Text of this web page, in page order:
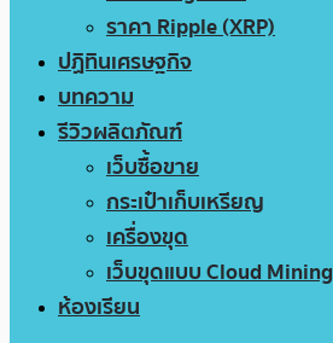
ราคา Ripple (XRP)
ปฏิทินเศรษฐกิจ
บทความ
รีวิวผลิตภัณฑ์
เว็บซื้อขาย
กระเป๋าเก็บเหรียญ
เครื่องขุด
เว็บขุดแบบ Cloud Mining
ห้องเรียน